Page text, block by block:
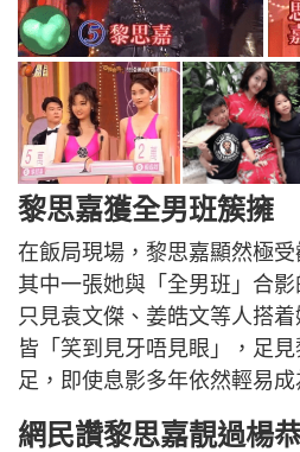
黎思嘉獲全男班簇擁
在飯局現場，黎思嘉顯然極
其中一張她與「全男班」合影
只見袁文傑、姜皓文等人搭
皆「笑到見牙唔見眼」，足
足，即使息影多年依然輕易成
網民讚黎思嘉靚過楊